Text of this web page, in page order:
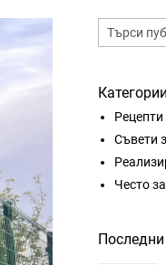
Търсене
Категории
Съвети
Често